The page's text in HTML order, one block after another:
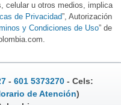
celular u otros medios, implica
de Privacidad”, Autorización
y Condiciones de Uso” de
- 601 5373270 - Cels:
de Atención)